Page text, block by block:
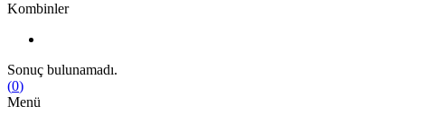
Kombinler
Sonuç bulunamadı.
(0)
Menü